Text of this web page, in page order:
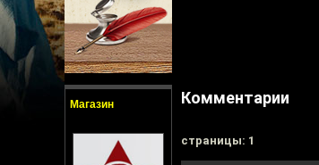
Магазин Комментарии
cтраницы: 1